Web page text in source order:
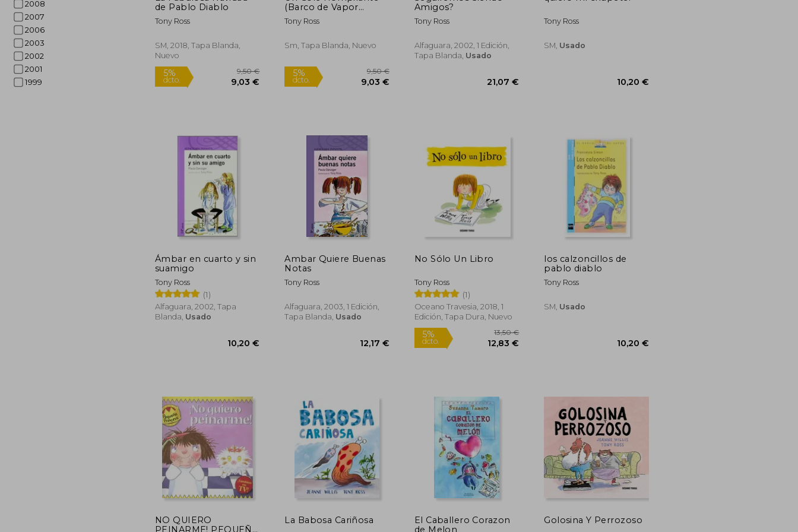
2008
2007
2006
2003
2002
2001
1999
de Pablo Diablo
Tony Ross
SM, 2018, Tapa Blanda,
Nuevo
5%
dcto.
9,50 €
9,03 €
Rápido
(Barco de Vapor
Blanca)
Tony Ross
Sm, Tapa Blanda, Nuevo
5%
dcto.
9,50 €
Rápido
Amigos?
Tony Ross
Alfaguara, 2002, 1 Edición,
Tapa Blanda, Usado
21,07 €
Tony Ross
SM, Usado
Ámbar en cuarto y sin
suamigo
Tony Ross
(1)
Alfaguara, 2002, Tapa
Blanda, Usado
Ambar Quiere Buenas
Notas
Tony Ross
Alfaguara, 2003, 1 Edición,
Tapa Blanda, Usado
No Sólo Un Libro
Tony Ross
(1)
Oceano Travesia, 2018, 1
Edición, Tapa Dura, Nuevo
los calzoncillos de
pablo diablo
Tony Ross
SM, Usado
NO QUIERO
PEINARME! PEQUEÑA
La Babosa Cariñosa
El Caballero Corazon
de Melon
Golosina Y Perrozoso